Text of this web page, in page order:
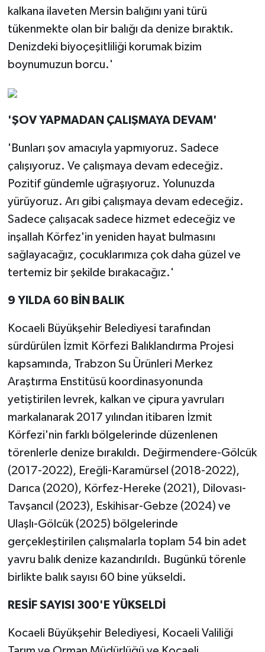
kalkana ilaveten Mersin balığını yani türü
tükenmekte olan bir balığı da denize bıraktık.
Denizdeki biyoçeşitliliği korumak bizim
boynumuzun borcu.'
'ŞOV YAPMADAN ÇALIŞMAYA DEVAM'
'Bunları şov amacıyla yapmıyoruz. Sadece
çalışıyoruz. Ve çalışmaya devam edeceğiz.
Pozitif gündemle uğraşıyoruz. Yolunuzda
yürüyoruz. Arı gibi çalışmaya devam edeceğiz.
Sadece çalışacak sadece hizmet edeceğiz ve
inşallah Körfez'in yeniden hayat bulmasını
sağlayacağız, çocuklarımıza çok daha güzel ve
tertemiz bir şekilde bırakacağız.'
9 YILDA 60 BİN BALIK
Kocaeli Büyükşehir Belediyesi tarafından
sürdürülen İzmit Körfezi Balıklandırma Projesi
kapsamında, Trabzon Su Ürünleri Merkez
Araştırma Enstitüsü koordinasyonunda
yetiştirilen levrek, kalkan ve çipura yavruları
markalanarak 2017 yılından itibaren İzmit
Körfezi'nin farklı bölgelerinde düzenlenen
törenlerle denize bırakıldı. Değirmendere-Gölcük
(2017-2022), Ereğli-Karamürsel (2018-2022),
Darıca (2020), Körfez-Hereke (2021), Dilovası-
Tavşancıl (2023), Eskihisar-Gebze (2024) ve
Ulaşlı-Gölcük (2025) bölgelerinde
gerçekleştirilen çalışmalarla toplam 54 bin adet
yavru balık denize kazandırıldı. Bugünkü törenle
birlikte balık sayısı 60 bine yükseldi.
RESİF SAYISI 300'E YÜKSELDİ
Kocaeli Büyükşehir Belediyesi, Kocaeli Valiliği